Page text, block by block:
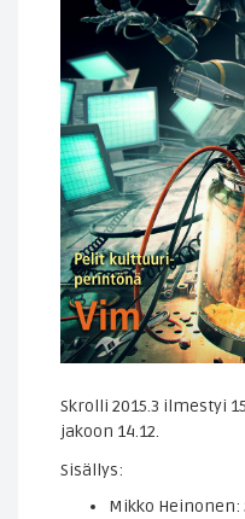
Skrolli 2015.3 ilmestyi
jakoon 14.12.
Sisällys:
Mikko